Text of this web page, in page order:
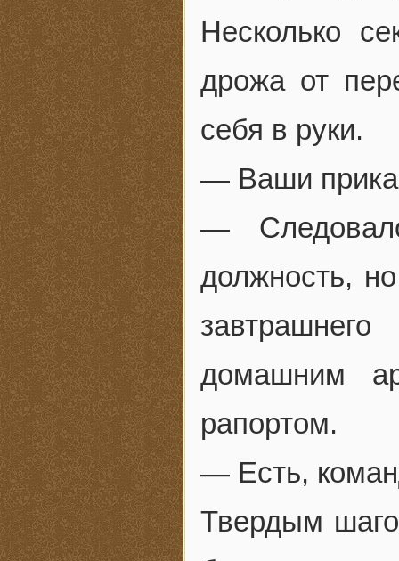
Несколько
дрожа от
себя в руки.
— Ваши
—
должность,
домашним
рапортом.
— Есть,
Твердым